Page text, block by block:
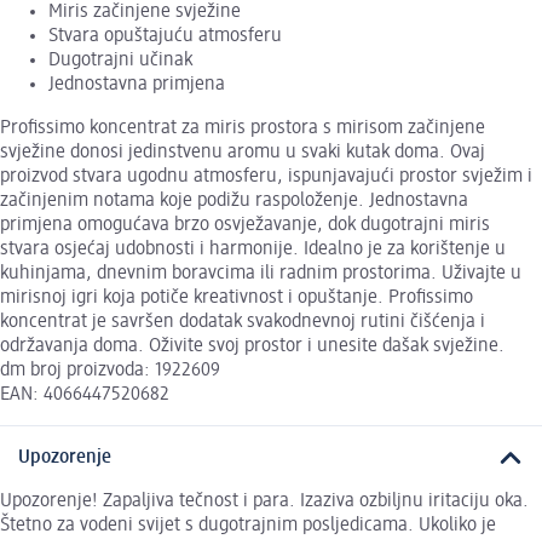
Miris začinjene svježine
Stvara opuštajuću atmosferu
Dugotrajni učinak
Jednostavna primjena
Profissimo koncentrat za miris prostora s mirisom začinjene
svježine donosi jedinstvenu aromu u svaki kutak doma. Ovaj
proizvod stvara ugodnu atmosferu, ispunjavajući prostor svježim i
začinjenim notama koje podižu raspoloženje. Jednostavna
primjena omogućava brzo osvježavanje, dok dugotrajni miris
stvara osjećaj udobnosti i harmonije. Idealno je za korištenje u
kuhinjama, dnevnim boravcima ili radnim prostorima. Uživajte u
mirisnoj igri koja potiče kreativnost i opuštanje. Profissimo
koncentrat je savršen dodatak svakodnevnoj rutini čišćenja i
održavanja doma. Oživite svoj prostor i unesite dašak svježine.
dm broj proizvoda: 1922609
EAN: 4066447520682
Upozorenje
Upozorenje! Zapaljiva tečnost i para. Izaziva ozbiljnu iritaciju oka.
Štetno za vodeni svijet s dugotrajnim posljedicama. Ukoliko je